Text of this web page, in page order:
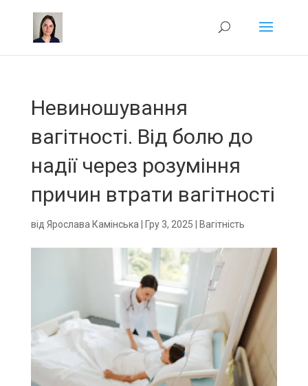
Невиношування
вагітності. Від болю до
надії через розуміння
причин втрати вагітності
від Ярослава Камінська Гру 3, 2025 Вагітність